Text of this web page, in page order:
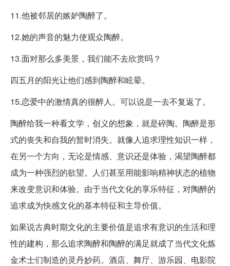
11.他被邻居的嫉妒陶醉了。
12.她的声音的魅力使观众陶醉。
13.面对那么多美景，我们能不去欣赏吗？
四五月的阳光让他们感到陶醉和眩晕。
15.恋爱中的激情真的很醉人。可以说是一去不复返了。
陶醉给我一种看文学，创义的想象，就是碎陶。陶醉是形
式的丧失和自我的暂时消失。就像人追求理性知识一样，
在另一个方向，无论是情感、意识还是体验，渴望陶醉都
成为一种强烈的欲望。人们甚至用能影响精神状态的植物
来改变意识和体验。由于当代文化的享乐特征，对陶醉的
追求成为快感文化的基本特征和主导价值。
如果说古典时期文化的主要价值是追求有意识的生活和理
性的建构，那么追求陶醉和陶醉的满足就成了当代文化炼
金术士们制造的灵丹妙药。酒店、舞厅、游乐园、电影院